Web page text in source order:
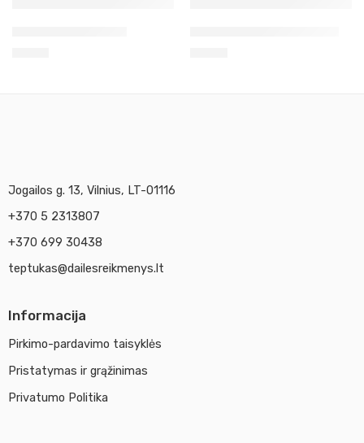
Jogailos g. 13, Vilnius, LT-01116
+370 5 2313807
+370 699 30438
teptukas@dailesreikmenys.lt
Informacija
Pirkimo-pardavimo taisyklės
Pristatymas ir grąžinimas
Privatumo Politika